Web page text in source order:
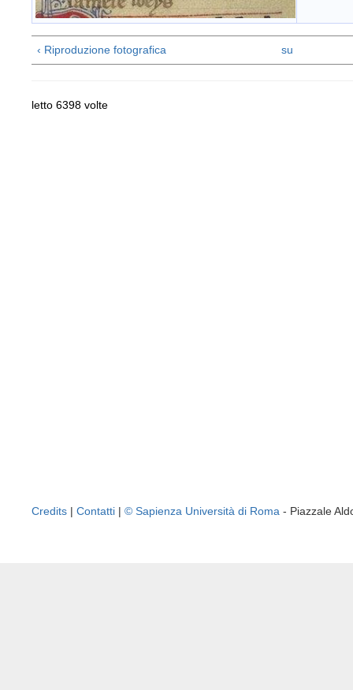
‹ Riproduzione fotografica su
letto 6398 volte
Credits | Contatti | © Sapienza Università di Roma - Piazzale